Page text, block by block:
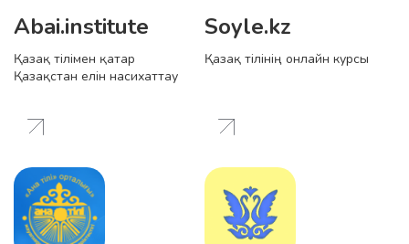
Abai.institute
Қазақ тілімен қатар
Қазақстан елін насихаттау
Soyle.kz
Қазақ тілінің онлайн курсы